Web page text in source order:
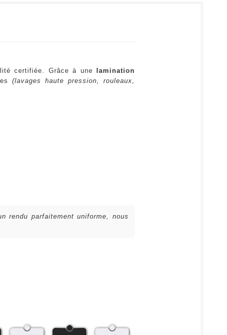
certifiée. Grâce à une
lamination
(lavages haute pression, rouleaux,
parfaitement uniforme, nous